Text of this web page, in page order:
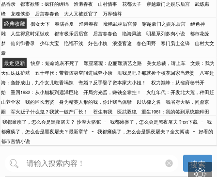
品香录
都市欲望：疯狂的缠绵 渔港春夜 山村情事 花都太子 穿越豪门之娱乐后宫
武炼巅
峰
龙魂侠影 后宫春春色 大人又被贬官了 万界独尊
经典收藏 御女天下 春满香夏 渔港春夜 魔艳武林后宫传 穿越豪门之娱乐后宫
绝色神
雕
人生得意时须纵欢 都市极乐后后宫 后宫春春色 艳海风波 明星系列多肉小说
都市花缘
梦
仙剑御香录 少年大宝 艳福不浅 好色小姨 浪漫官途 春色田野 寒门枭士金锋
山村大文
豪
最近更新 快穿：短命炮灰不死了 颖星璀璨：赵丽颖演艺之路 美女总裁，请上车
文娱：我为
天仙妹妹护航
五十年代：带着随身空间进城奔小康 甩我是吧？那就捡个校花回家当老婆
八零赶
海：鱼虾成山，九个女儿吃香喝辣
悔婚？反手娶了资本家大小姐！
权力巅峰：从省府秘书开
始
重回1982：从小舢板到远洋巨轮 开局穷光蛋，赚钱全靠挂！
火红年代：开发北大荒，种田赶
山养全家
我的区长老婆 身为精英人形的我，你让我当保镖 以法律之名
我省府大秘，问鼎京
圈
军火贩子什么鬼？我就一破产厂长！ 苍生有我 医武双绝
重生1961：我的签到系统能种田
我都瘫痪了，怎么会是黑夜屠夫？ 沙漠大骆驼 - 我都瘫痪了，怎么会是黑夜屠夫？txt下载 - 我
都瘫痪了，怎么会是黑夜屠夫？最新章节 - 我都瘫痪了，怎么会是黑夜屠夫？全文阅读 - 好看的
都市言情小说
搜索
